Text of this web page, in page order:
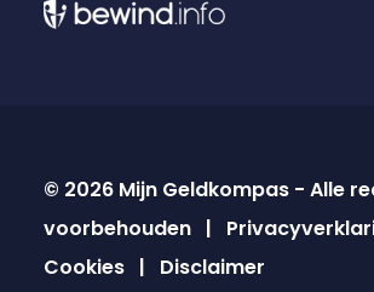
© 2026 Mijn Geldkompas - Alle
voorbehouden |
Cookies | Disclaimer